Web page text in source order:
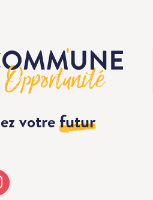
votrefutur